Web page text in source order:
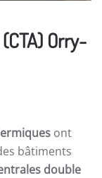
Orry-
ont
bâtiments
double